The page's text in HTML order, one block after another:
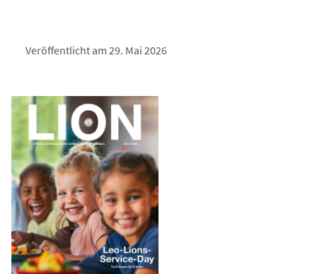
Veröffentlicht am 29. Mai 2026